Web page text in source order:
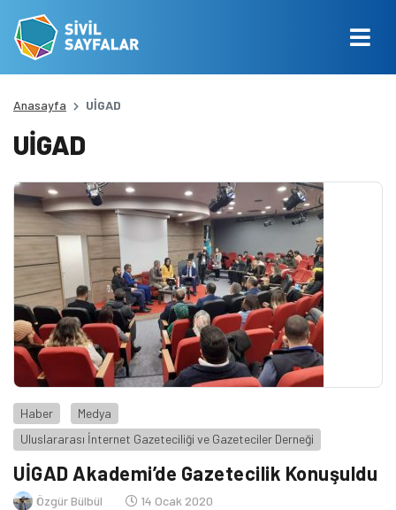
Anasayfa UİGAD
UİGAD
Haber
Medya
Uluslararası İnternet Gazeteciliği ve Gazeteciler Derneği
UİGAD Akademi’de Gazetecilik Konuşuldu
Özgür Bülbül 14 Ocak 2020